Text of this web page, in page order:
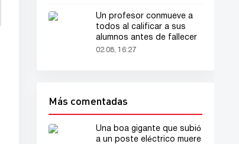
Un profesor conmueve a
todos al calificar a sus
alumnos antes de fallecer
02.08, 16:27
Más comentadas
Una boa gigante que subió
a un poste eléctrico muere